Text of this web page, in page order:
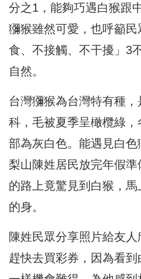
分之1，能夠巧遇白猴跟
獼猴雖然可愛，也呼籲
食、不接觸、不干擾」3
自然。
台灣獼猴為台灣特有種
科，毛被夏季呈橄欖綠
部為灰白色。能遇見白色
梨山陳姓居民放完年假
的路上竟驚見到白猴，
的身。
陳姓民眾分享照片給友
趕快去買彩券，因為看